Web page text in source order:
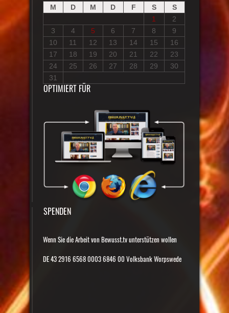
M D M D F S
S
1
2
3
4 5 6 7 8
9
10
11 12 13 14 15
16
17
18 19 20 21 22
23
24
25 26 27 28 29
30
31
OPTIMIERT FÜR
SPENDEN
Wenn Sie die Arbeit von Bewusst.tv unterstützen wollen
DE 43 2916 6568 0003 6846 00 Volksbank Worpswede